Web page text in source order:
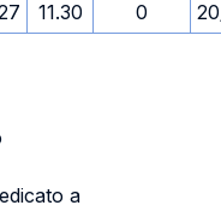
11.30 0
a